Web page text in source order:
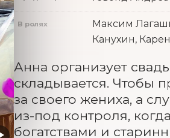
В ролях
Максим
Канухин,
Анна организует
складывается. Чтобы
за своего жениха, а
из-под контроля,
богатствами и